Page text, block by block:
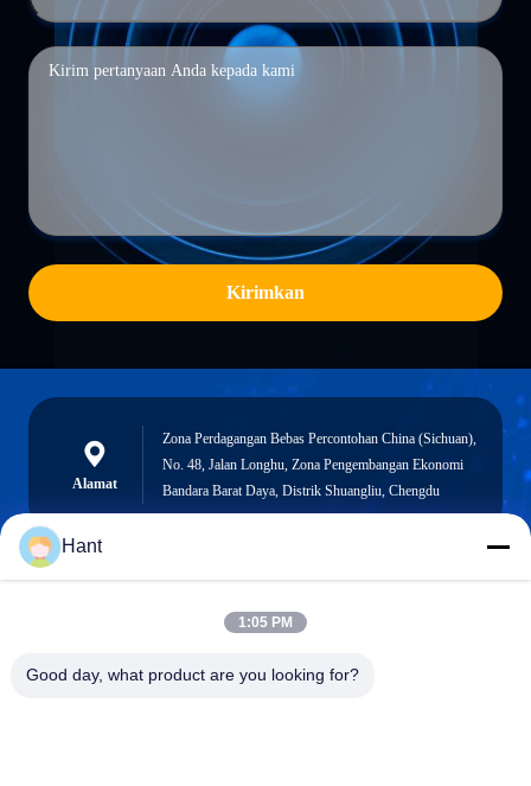
Kirimkan
Alamat
Zona Perdagangan Bebas Percontohan China (Sichuan),
No. 48, Jalan Longhu, Zona Pengembangan Ekonomi
Bandara Barat Daya, Distrik Shuangliu, Chengdu
Sales03@chinafibercable.com
Hant
1:05 PM
Good day, what product are you looking for?